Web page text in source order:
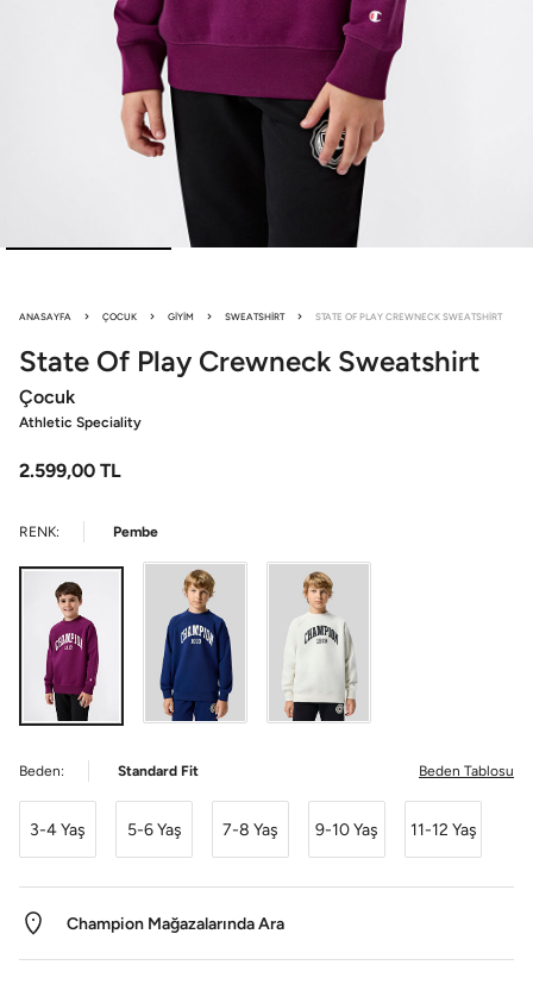
ANASAYFA ÇOCUK GIYIM SWEATSHIRT STATE OF PLAY CREWNECK SWEATSHIRT
State Of Play Crewneck Sweatshirt
Çocuk
Athletic Speciality
2.599,00 TL
RENK: Pembe
Beden: Standard Fit Beden Tablosu
3-4 Yaş 5-6 Yaş 7-8 Yaş 9-10 Yaş 11-12 Yaş
Champion Mağazalarında Ara